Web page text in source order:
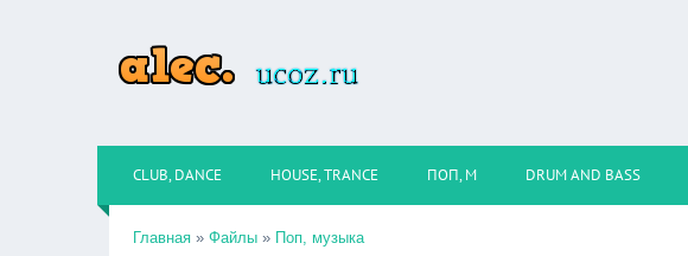
CLUB, DANCE HOUSE, TRANCE ПОП, М DRUM AND BASS
Главная » Файлы » Поп, музыка